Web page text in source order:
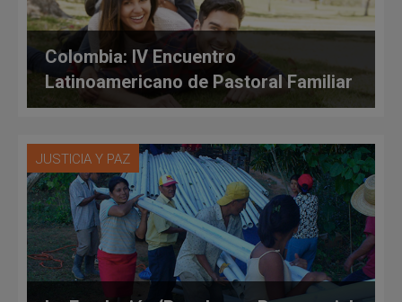
Colombia: IV Encuentro
Latinoamericano de Pastoral Familiar
JUSTICIA Y PAZ